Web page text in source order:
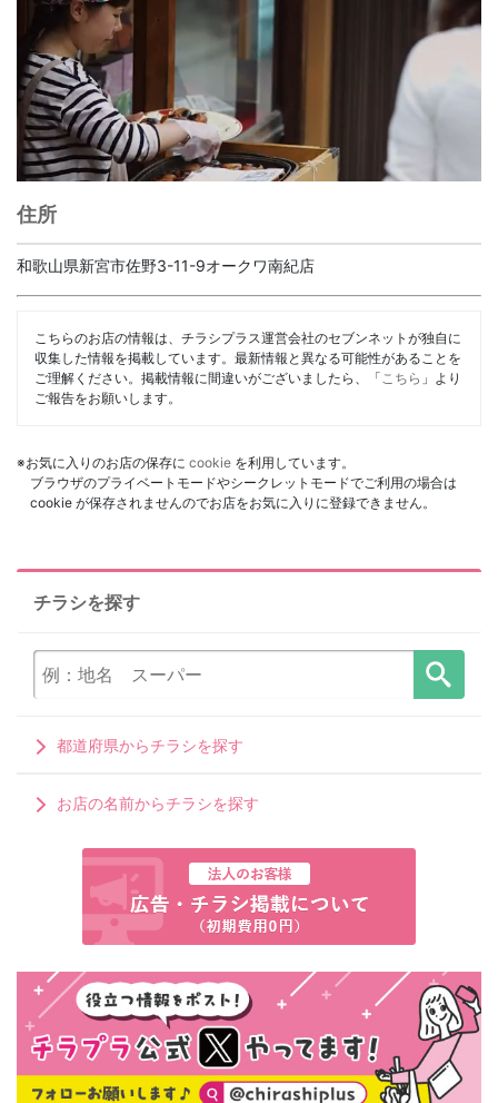
住所
和歌山県新宮市佐野3-11-9オークワ南紀店
こちらのお店の情報は、チラシプラス運営会社のセブンネットが独自に
収集した情報を掲載しています。最新情報と異なる可能性があることを
ご理解ください。掲載情報に間違いがございましたら、「 こちら 」より
ご報告をお願いします。
※お気に入りのお店の保存に cookie を利用しています。
ブラウザのプライベートモードやシークレットモードでご利用の場合は
cookie が保存されませんのでお店をお気に入りに登録できません。
チラシを探す
都道府県からチラシを探す
お店の名前からチラシを探す